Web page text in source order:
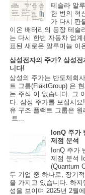
테슬라 알
한 번의 혁
가 다시 판
이온 배터리의 등장 테슬
는 다시 한번 자동차 업
표된 새로운 알루미늄 이
삼성전자의 주가? 삼성
니다!
삼성의 주가는 반도체회
트 그룹(FläktGroup) 은
는 주식 이 없습니다. 그
다. 삼성 주가를 보십시
유 구조 플랙트 그룹은
트...
IonQ 주가
제점 분석
IonQ 주가
제점 분석
(Quantum
두 기업 중 하나로, 장기
을 가지고 있습니다. 하
성을 보이며 2025년 2월에